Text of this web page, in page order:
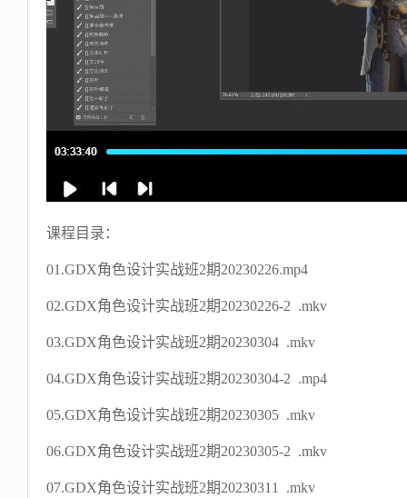
课程目录：
01.GDX角色设计实战班2期20230226.mp4
02.GDX角色设计实战班2期20230226-2 .mkv
03.GDX角色设计实战班2期20230304 .mkv
04.GDX角色设计实战班2期20230304-2 .mp4
05.GDX角色设计实战班2期20230305 .mkv
06.GDX角色设计实战班2期20230305-2 .mkv
07.GDX角色设计实战班2期20230311 .mkv